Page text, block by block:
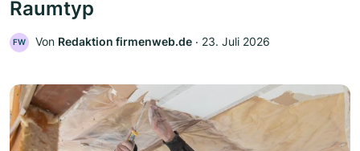
Raumtyp
FW Von Redaktion firmenweb.de ‧ 23. Juli 2026